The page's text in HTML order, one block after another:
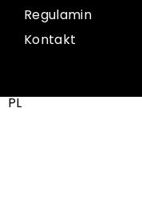
Regulamin
Kontakt
PL